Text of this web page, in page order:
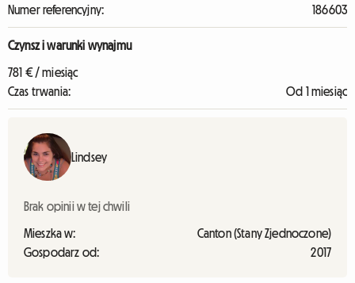
Numer referencyjny:
186603
Czynsz i warunki wynajmu
781 € / miesiąc
Czas trwania:
Od 1 miesiąc
Lindsey
Brak opinii w tej chwili
Mieszka w:
Canton (Stany Zjednoczone)
Gospodarz od:
2017